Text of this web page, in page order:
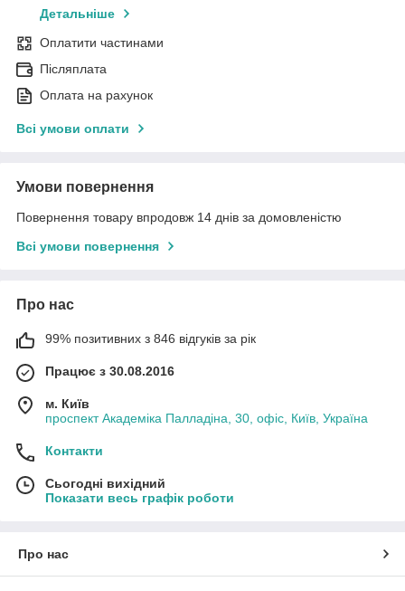
Детальніше
Оплатити частинами
Післяплата
Оплата на рахунок
Всі умови оплати
Умови повернення
Повернення товару впродовж 14 днів за домовленістю
Всі умови повернення
Про нас
99% позитивних з 846 відгуків за рік
Працює з 30.08.2016
м. Київ
проспект Академіка Палладіна, 30, офіс, Київ, Україна
Контакти
Сьогодні вихідний
Показати весь графік роботи
Про нас